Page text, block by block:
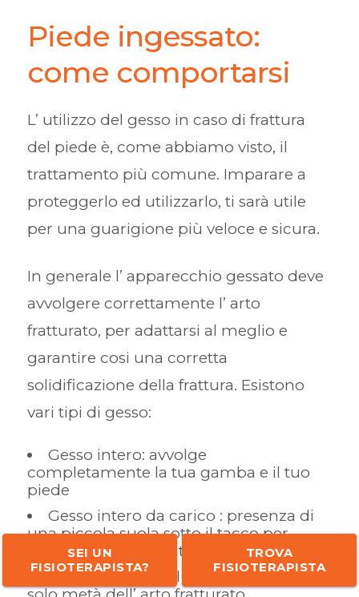
Piede ingessato:
come comportarsi
L’ utilizzo del gesso in caso di frattura
del piede è, come abbiamo visto, il
trattamento più comune. Imparare a
proteggerlo ed utilizzarlo, ti sarà utile
per una guarigione più veloce e sicura.
In generale l’ apparecchio gessato deve
avvolgere correttamente l’ arto
fratturato, per adattarsi al meglio e
garantire cosi una corretta
solidificazione della frattura. Esistono
vari tipi di gesso:
Gesso intero: avvolge
completamente la tua gamba e il tuo
piede
Gesso intero da carico : presenza di
una piccola suola sotto il tacco per
consentire al paziente di camminare
Doccia gessata : il gesso avvolgerà
SEI UN
FISIOTERAPISTA?
TROVA
FISIOTERAPISTA